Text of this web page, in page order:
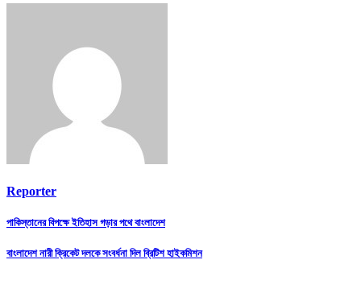
Reporter
Post
navigation
পাকিস্তানের বিপক্ষে ইতিহাস গড়ার পথে বাংলাদেশ
বাংলাদেশ নারী ক্রিকেট দলকে সংবর্ধনা দিল ব্রিটিশ হাইকমিশন